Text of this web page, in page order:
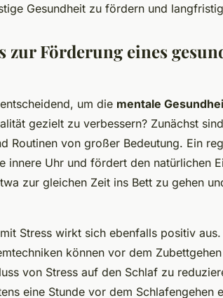
Gesundheit zu fördern und
zur Förderung eines
um die mentale
gezielt zu verbessern? Zunächst
Routinen von großer Bedeutung. Ein
innere Uhr und fördert den natürlichen
zur gleichen Zeit ins Bett zu gehen
Stress wirkt sich ebenfalls positiv
können vor dem
von Stress auf den Schlaf zu
eine Stunde vor dem Schlafengehen